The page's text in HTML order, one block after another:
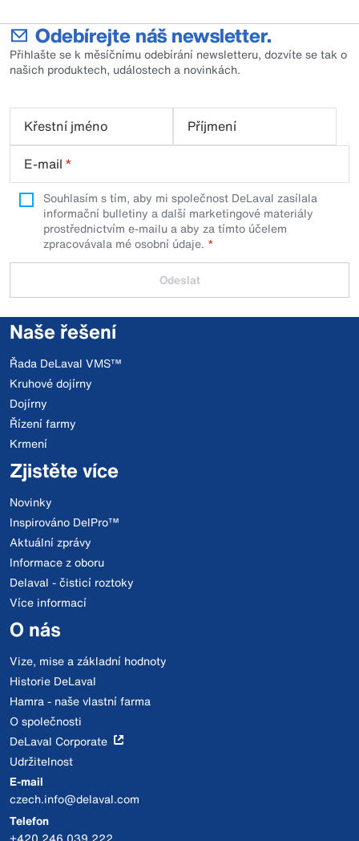
Odebírejte náš newsletter.
Přihlašte se k měsíčnímu odebírání newsletteru, dozvíte se tak o
našich produktech, událostech a novinkách.
Křestní jméno
Příjmení
E-mail *
Souhlasím s tím, aby mi společnost DeLaval zasílala
informační bulletiny a další marketingové materiály
prostřednictvím e-mailu a aby za tímto účelem
zpracovávala mé osobní údaje.
Odeslat
Naše řešení
Řada DeLaval VMS™
Kruhové dojírny
Dojírny
Řízení farmy
Krmení
Zjistěte více
Novinky
Inspirováno DelPro™
Aktuální zprávy
Informace z oboru
Delaval - čisticí roztoky
Více informací
O nás
Vize, mise a základní hodnoty
Historie DeLaval
Hamra - naše vlastní farma
O společnosti
DeLaval Corporate
Udržitelnost
E-mail
czech.info@delaval.com
Telefon